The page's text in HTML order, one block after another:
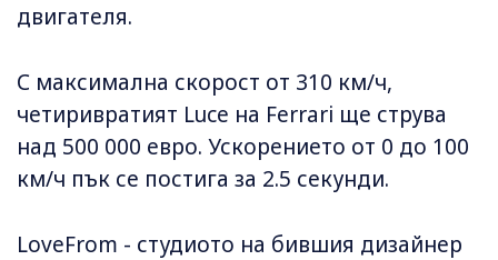
двигателя.
С максимална скорост от 310 км/ч,
четиривратият Luce на Ferrari ще струва
над 500 000 евро. Ускорението от 0 до 100
км/ч пък се постига за 2.5 секунди.
LoveFrom - студиото на бившия дизайнер